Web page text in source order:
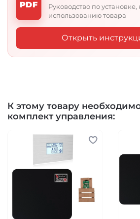
вариантов. Подливая на камни
добиться любого уровня
пульту управления заранее
парения установить
температурный режим.
PDF
Руководство по установке,
использованию товара
Открыть
К этому товару
комплект управления: